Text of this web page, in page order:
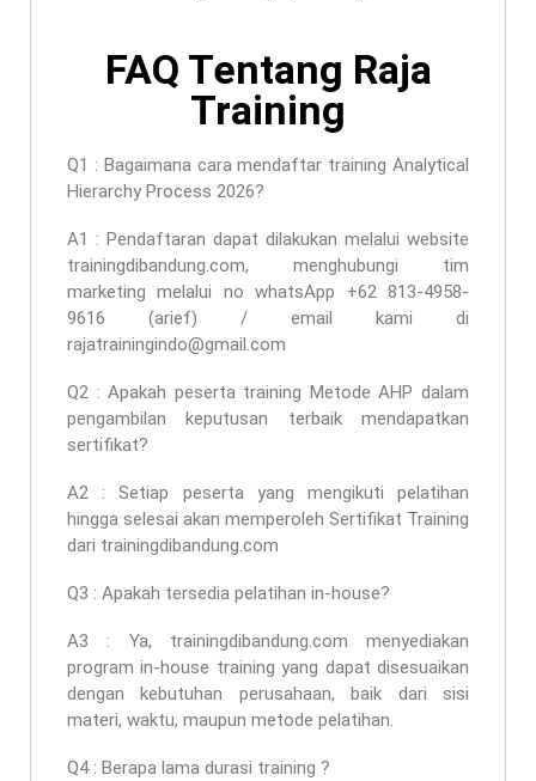
FAQ Tentang Raja
Training
Q1 : Bagaimana cara mendaftar training Analytical
Hierarchy Process 2026?
A1 : Pendaftaran dapat dilakukan melalui website
trainingdibandung.com, menghubungi tim
marketing melalui no whatsApp +62 813-4958-
9616 (arief) / email kami di
rajatrainingindo@gmail.com
Q2 : Apakah peserta training Metode AHP dalam
pengambilan keputusan terbaikmendapatkan
sertifikat?
A2 : Setiap peserta yang mengikuti pelatihan
hingga selesai akan memperoleh Sertifikat Training
dari trainingdibandung.com
Q3 : Apakah tersedia pelatihan in-house?
A3 : Ya, trainingdibandung.com menyediakan
program in-house training yang dapat disesuaikan
dengan kebutuhan perusahaan, baik dari sisi
materi, waktu, maupun metode pelatihan.
Q4 : Berapa lama durasi training ?